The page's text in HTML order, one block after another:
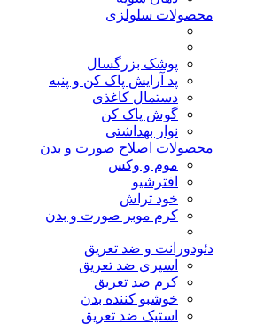
محصولات سلولزی
پوشک بزرگسال
پد آرایش پاک کن و پنبه
دستمال کاغذی
گوش پاک کن
نوار بهداشتی
محصولات اصلاح صورت و بدن
موم و وکس
افترشیو
خود تراش
کرم موبر صورت و بدن
دئودورانت و ضد تعریق
اسپری ضد تعریق
کرم ضد تعریق
خوشبو کننده بدن
استیک ضد تعریق